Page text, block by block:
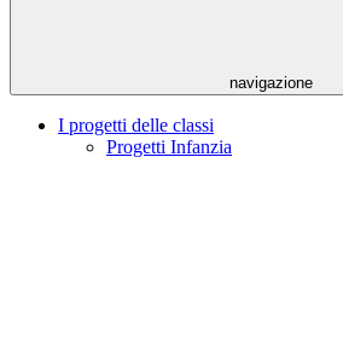
navigazione
I progetti delle classi
Progetti Infanzia